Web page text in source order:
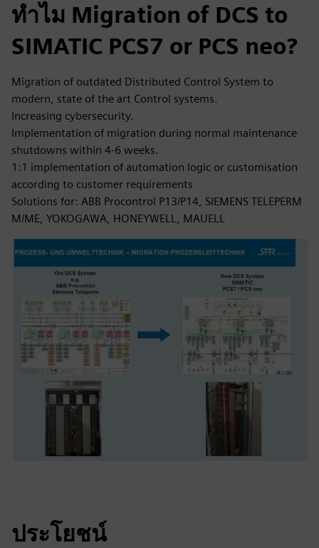
ทำไม Migration of DCS to
SIMATIC PCS7 or PCS neo?
Migration of outdated Distributed Control System to
modern, state of the art Control systems.
Increasing cybersecurity.
Implementation of migration during normal maintenance
shutdowns within 4-6 weeks.
1:1 implementation of automation logic or customisation
according to customer requirements
Solutions for: ABB Procontrol P13/P14, SIEMENS TELEPERM
M/ME, YOKOGAWA, HONEYWELL, MAUELL
ประโยชน์